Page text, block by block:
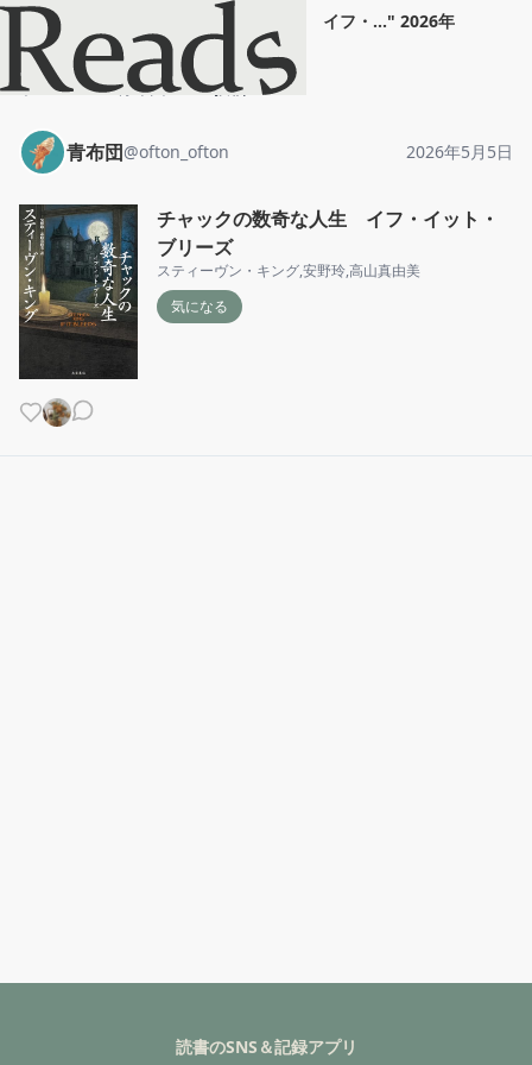
チャックの数奇な人生 イフ・..." 2026年
5月5日
ホーム
青布団 投稿
青布団@ofton_ofton 2026年5月5日
チャックの数奇な人生 イフ・イット・
ブリーズ
スティーヴン・キング,安野玲,高山真由美
気になる
読書のSNS＆記録アプリ